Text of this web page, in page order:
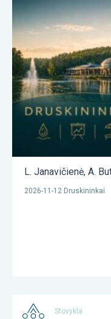
L. Janavičienė, A.
2026-11-12 Druskininkai
Stovykla